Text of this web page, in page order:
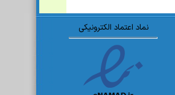
نماد اعتماد الکترونیکی